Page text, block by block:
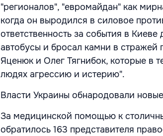
"регионалов", "евромайдан" как
когда он выродился в силовое
ответственность за события в
автобусы и бросал камни в
Яценюк и Олег Тягнибок, которые в
людях агрессию и истерию".
Власти Украины обнародовали
За медицинской помощью к
обратилось 163 представителя